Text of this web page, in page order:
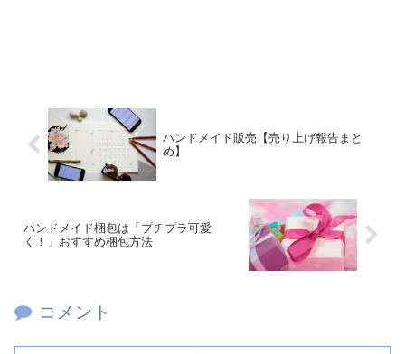
ハンドメイド販売【売り上げ報告まと
め】
ハンドメイド梱包は「プチプラ可愛
く！」おすすめ梱包方法
コメント